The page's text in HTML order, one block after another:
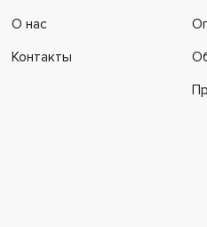
О нас
Контакты